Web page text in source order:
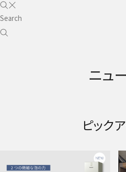
ニュ
ピック